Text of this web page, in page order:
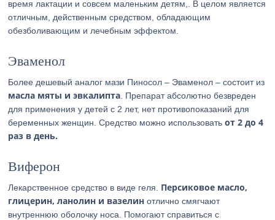
время лактации и совсем маленьким детям,. В целом является
отличным, действенным средством, обладающим
обезболивающим и лечебным эффектом.
Эваменол
Более дешевый аналог мази Пиносол – Эваменол – состоит из
масла мяты и эвкалипта . Препарат абсолютно безвреден
для применения у детей с 2 лет, нет противопоказаний для
беременных женщин. Средство можно использоватьот 2 до 4
раз в день.
Виферон
Лекарственное средство в виде геля. Персиковое масло,
глицерин, ланолин и вазелин отлично смягчают
внутреннюю оболочку носа. Помогают справиться с